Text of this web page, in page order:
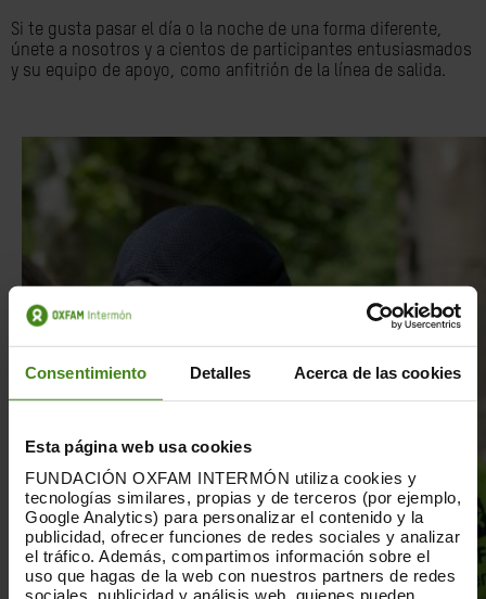
Consentimiento Detalles Acerca de las cookies
Esta página web usa cookies
FUNDACIÓN OXFAM INTERMÓN utiliza cookies y
tecnologías similares, propias y de terceros (por ejemplo,
Google Analytics) para personalizar el contenido y la
publicidad, ofrecer funciones de redes sociales y analizar
el tráfico. Además, compartimos información sobre el
uso que hagas de la web con nuestros partners de redes
sociales, publicidad y análisis web, quienes pueden
Si te gusta pasar el día o la noche de una forma diferente,
únete a nosotros y a cientos de participantes entusiasmados
y su equipo de apoyo, como anfitrión de la línea de salida.